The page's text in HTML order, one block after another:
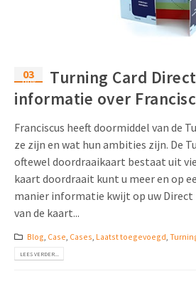
03
nov
Turning Card
informatie over
Franciscus heeft doormiddel van de
ze zijn en wat hun ambities zijn. De
oftewel doordraaikaart bestaat uit
kaart doordraait kunt u meer en op
manier informatie kwijt op uw Direct
van de kaart...
Blog, Case, Cases, Laatst toegevoegd,
LEES VERDER...